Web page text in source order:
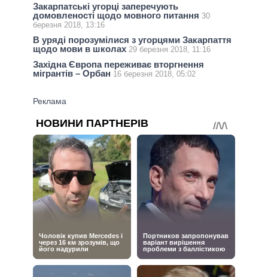
Закарпатські угорці заперечують
домовленості щодо мовного питання 30
березня 2018, 13:16
В уряді порозумілися з угорцями Закарпаття
щодо мови в школах 29 березня 2018, 11:16
Західна Європа переживає вторгнення
мігрантів – Орбан 16 березня 2018, 05:02